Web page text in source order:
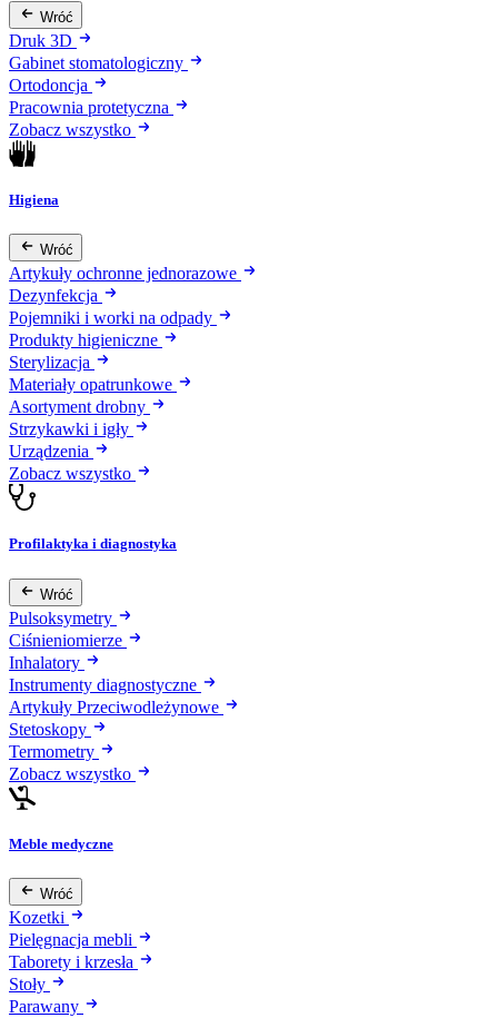
Wróć
Druk 3D
Gabinet stomatologiczny
Ortodoncja
Pracownia protetyczna
Zobacz wszystko
Higiena
Wróć
Artykuły ochronne jednorazowe
Dezynfekcja
Pojemniki i worki na odpady
Produkty higieniczne
Sterylizacja
Materiały opatrunkowe
Asortyment drobny
Strzykawki i igły
Urządzenia
Zobacz wszystko
Profilaktyka i diagnostyka
Wróć
Pulsoksymetry
Ciśnieniomierze
Inhalatory
Instrumenty diagnostyczne
Artykuły Przeciwodleżynowe
Stetoskopy
Termometry
Zobacz wszystko
Meble medyczne
Wróć
Kozetki
Pielęgnacja mebli
Taborety i krzesła
Stoły
Parawany